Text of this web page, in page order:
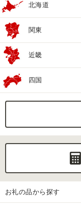
北海道
関東
近畿
四国
お礼の品から探す